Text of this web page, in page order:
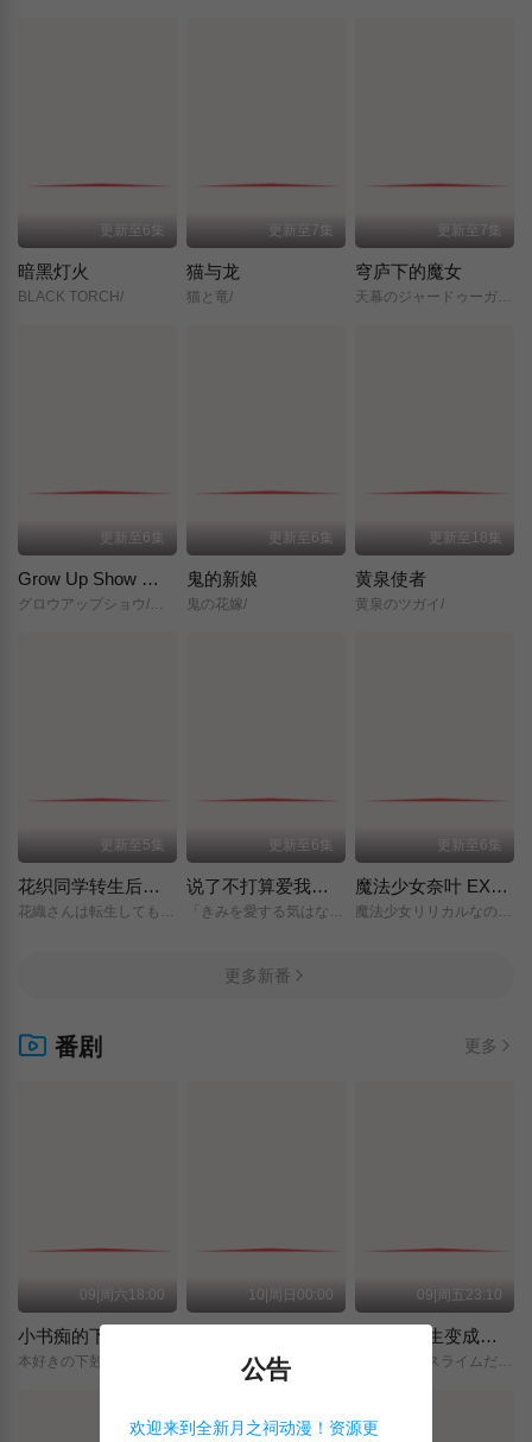
更新至6集
暗黑灯火
BLACK TORCH/
更新至7集
猫与龙
猫と竜/
更新至7集
穹庐下的魔女
天幕のジャードゥーガル/
更新至6集
Grow Up Show ～向日葵马戏团～
グロウアップショウ/～ひまわりのサーカス団～/
更新至6集
鬼的新娘
鬼の花嫁/
更新至18集
黄泉使者
黄泉のツガイ/
更新至5集
花织同学转生后还是想干架
花織さんは転生しても喧嘩がしたい/
更新至6集
说了不打算爱我的公爵继承人，不知为何对我宠爱有加
「きみを愛する気はない」と言った次期公爵様がなぜか溺愛してきます/
更新至6集
魔法少女奈叶 EXCEEDS Gun Blaze Vengeance
魔法少女リリカルなのは/EXCEEDS/Gun/Blaze/Vengeance/
更多新番
番剧 更多
09|周六18:00 10|周日00:00 09|周五23:10
关于我转生变成史莱姆这档事 第四季
転生したらスライムだった件/第4期/
公告
欢迎来到全新月之祠动漫！资源更